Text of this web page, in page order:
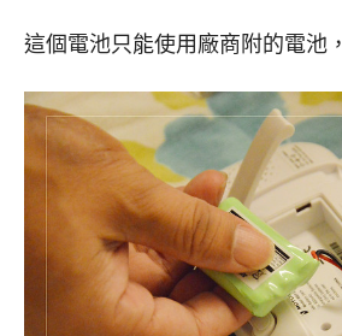
這個電池只能使用廠商附的電池，